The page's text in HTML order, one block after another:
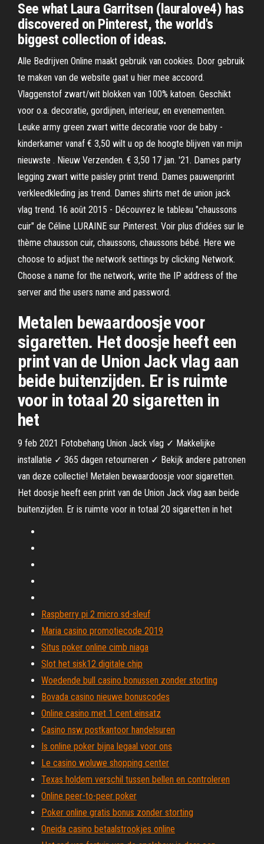
See what Laura Garritsen (lauralove4) has
discovered on Pinterest, the world's
biggest collection of ideas.
Alle Bedrijven Online maakt gebruik van cookies. Door gebruik
te maken van de website gaat u hier mee accoord.
Vlaggenstof zwart/wit blokken van 100% katoen. Geschikt
voor o.a. decoratie, gordijnen, interieur, en evenementen.
Leuke army green zwart witte decoratie voor de baby -
kinderkamer vanaf € 3,50 wilt u op de hoogte blijven van mijn
nieuwste . Nieuw Verzenden. € 3,50 17 jan. '21. Dames party
legging zwart witte paisley print trend. Dames pauwenprint
verkleedkleding jas trend. Dames shirts met de union jack
vlag trend. 16 août 2015 - Découvrez le tableau "chaussons
cuir" de Céline LURAINE sur Pinterest. Voir plus d'idées sur le
thème chausson cuir, chaussons, chaussons bébé. Here we
choose to adjust the network settings by clicking Network.
Choose a name for the network, write the IP address of the
server and the users name and password.
Metalen bewaardoosje voor
sigaretten. Het doosje heeft een
print van de Union Jack vlag aan
beide buitenzijden. Er is ruimte
voor in totaal 20 sigaretten in
het
9 feb 2021 Fotobehang Union Jack vlag ✓ Makkelijke
installatie ✓ 365 dagen retourneren ✓ Bekijk andere patronen
van deze collectie! Metalen bewaardoosje voor sigaretten.
Het doosje heeft een print van de Union Jack vlag aan beide
buitenzijden. Er is ruimte voor in totaal 20 sigaretten in het
Raspberry pi 2 micro sd-sleuf
Maria casino promotiecode 2019
Situs poker online cimb niaga
Slot het sisk12 digitale chip
Woedende bull casino bonussen zonder storting
Bovada casino nieuwe bonuscodes
Online casino met 1 cent einsatz
Casino nsw postkantoor handelsuren
Is online poker bijna legaal voor ons
Le casino woluwe shopping center
Texas holdem verschil tussen bellen en controleren
Online peer-to-peer poker
Poker online gratis bonus zonder storting
Oneida casino betaalstrookjes online